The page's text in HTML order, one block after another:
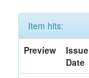
Item hits:
Preview
Issue
Date